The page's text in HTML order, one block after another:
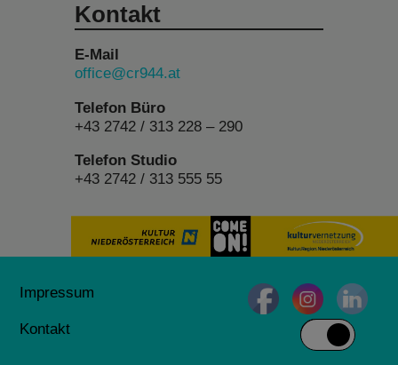
Kontakt
E-Mail
office@cr944.at
Telefon Büro
+43 2742 / 313 228 – 290
Telefon Studio
+43 2742 / 313 555 55
Impressum
Kontakt